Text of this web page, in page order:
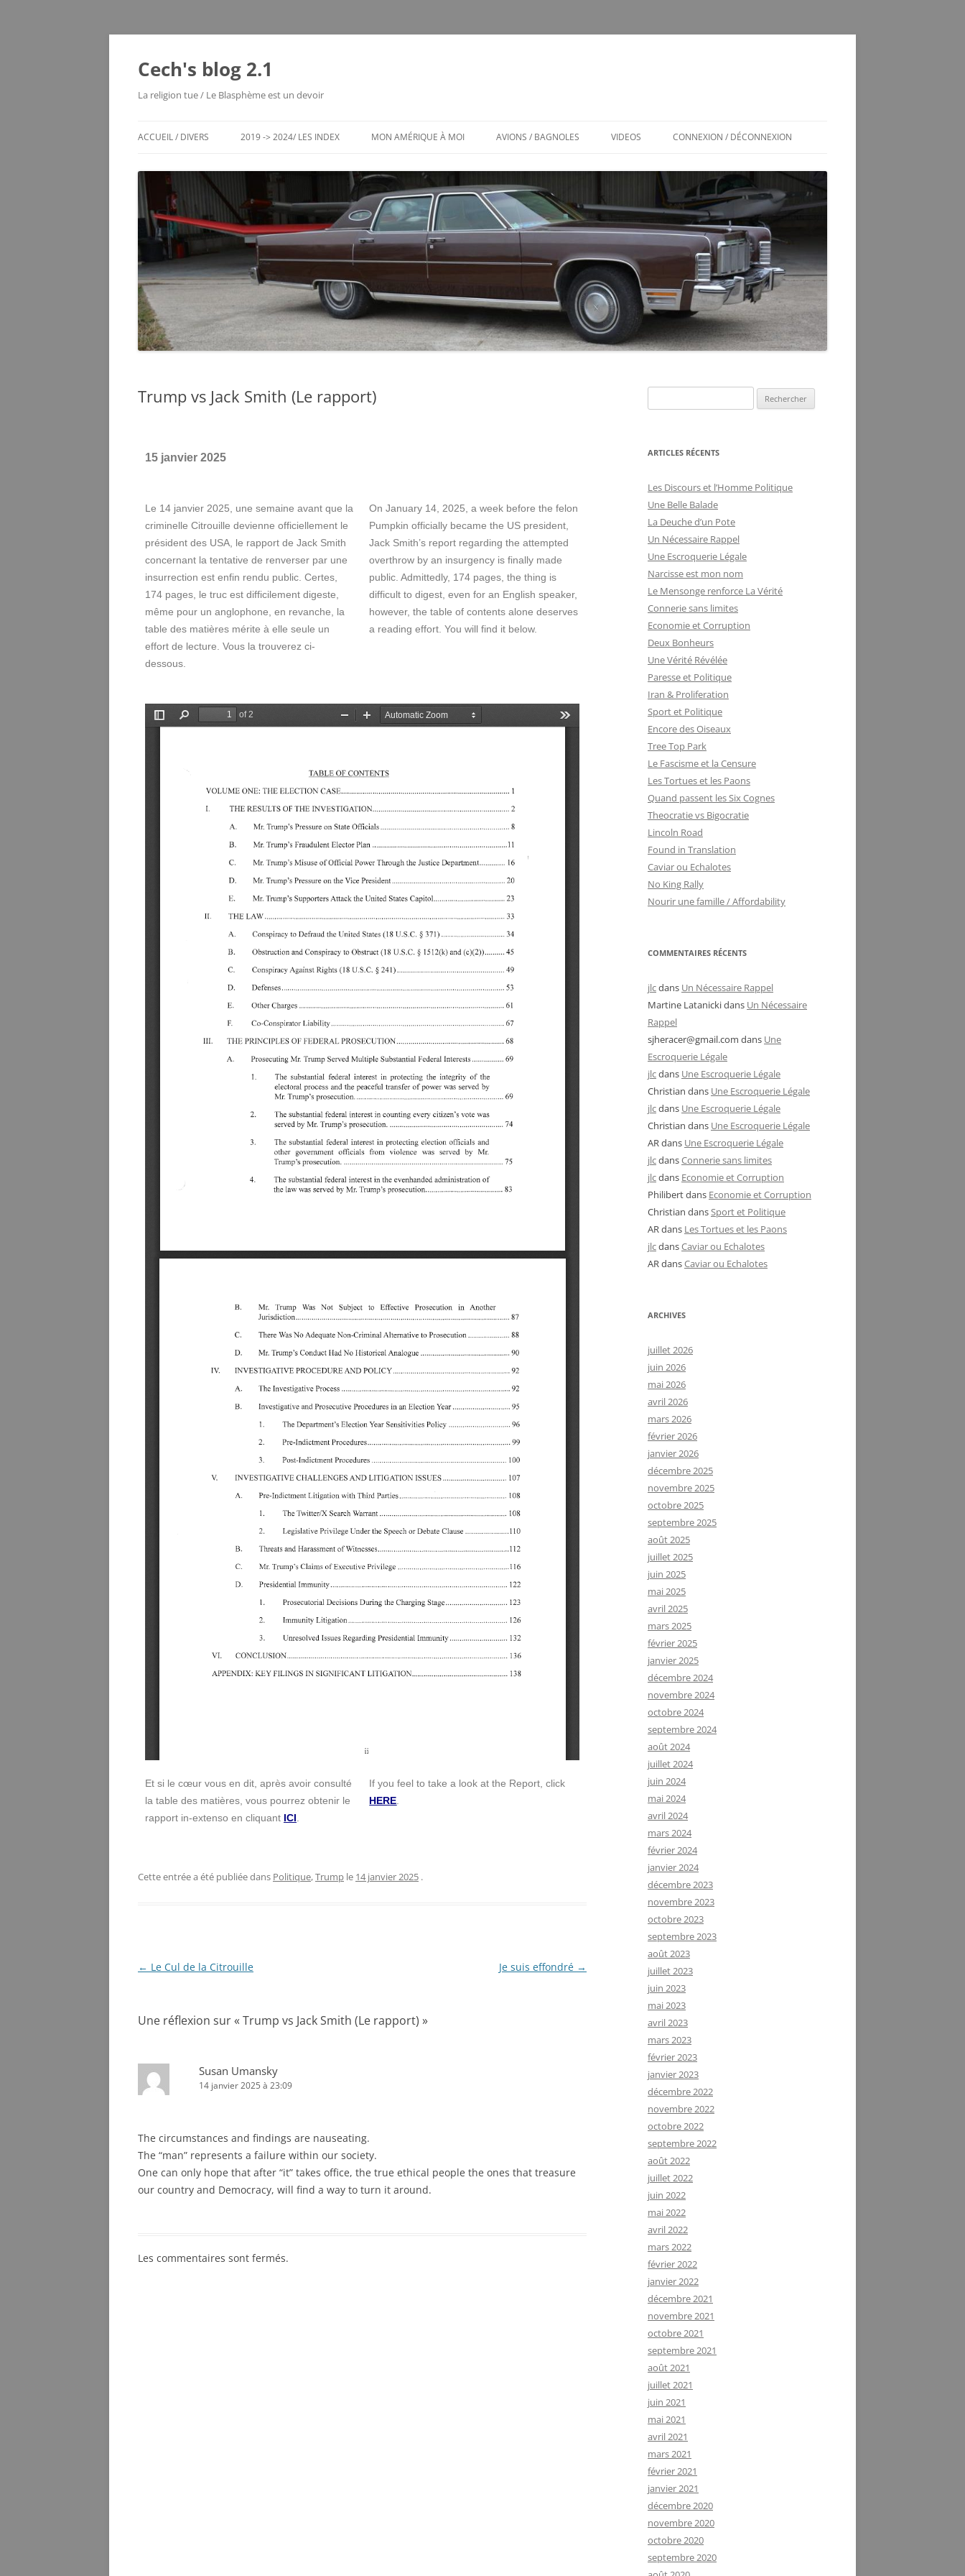
Cech's blog 2.1
La religion tue / Le Blasphème est un devoir
ACCUEIL / DIVERS
LES VOYAGES RÊVÉS
ECHEC / JEUX DE RÉFLEXION
SERVER STATUS
LE VIEUX BLOG
2019 -> 2024/ LES INDEX
MAYOTTE 2004
MON AMÉRIQUE À MOI
MON AMÉRIQUE À MOI / MENU LES PUBS TOXIQUES
ARCHITECTURE BIZARRE ET TOUT
VENANT
AVIONS / BAGNOLES
AVIONS ET BAGNOLES (MENU) 350SL / LOG
350 SL LES SOUCIS D’UNE
ADOPTION MAL GÉRÉE
VÉRINS DE COFFRE 350SL
SCHÉMA ÉLECTRIQUE 2CV6 PAST
DE LA FRILOSITÉ
VIDEOS CONNEXION / DÉCONNEXION
Trump vs Jack Smith (Le rapport)
15 janvier 2025
Le 14 janvier 2025, une semaine avant que la
criminelle Citrouille devienne officiellement le
président des USA, le rapport de Jack Smith
concernant la tentative de renverser par une
insurrection est enfin rendu public. Certes,
174 pages, le truc est difficilement digeste,
même pour un anglophone, en revanche, la
table des matières mérite à elle seule un
effort de lecture. Vous la trouverez ci-
dessous.
On January 14, 2025, a week before the felon
Pumpkin officially became the US president,
Jack Smith’s report regarding the attempted
overthrow by an insurgency is finally made
public. Admittedly, 174 pages, the thing is
difficult to digest, even for an English speaker,
however, the table of contents alone deserves
a reading effort. You will find it below.
Et si le cœur vous en dit, après avoir consulté
la table des matières, vous pourrez obtenir le
rapport in-extenso en cliquant ICI
If you feel to take a look at the Report, click
HERE
Cette entrée a été publiée dans Politique,Trump le 14 janvier 2025 .
Navigation
← Le Cul de la Citrouille Je suis effondré →
Une réflexion sur « Trump vs Jack Smith (Le rapport) »
Susan Umansky
14 janvier 2025 à 23:09
The circumstances and findings are nauseating.
The “man” represents a failure within our society.
One can only hope that after “it” takes office, the true ethical people the ones that treasure
our country and Democracy, will find a way to turn it around.
Les commentaires sont fermés.
ARTICLES RÉCENTS
Les Discours et l’Homme Politique
Une Belle Balade
La Deuche d’un Pote
Un Nécessaire Rappel
Une Escroquerie Légale
Narcisse est mon nom
Le Mensonge renforce La Vérité
Connerie sans limites
Economie et Corruption
Deux Bonheurs
Une Vérité Révélée
Paresse et Politique
Iran & Proliferation
Sport et Politique
Encore des Oiseaux
Tree Top Park
Le Fascisme et la Censure
Les Tortues et les Paons
Quand passent les Six Cognes
Theocratie vs Bigocratie
Lincoln Road
Found in Translation
Caviar ou Echalotes
No King Rally
Nourir une famille / Affordability
COMMENTAIRES RÉCENTS
jlcdans Un Nécessaire Rappel
Martine Latanickidans Un Nécessaire
Rappel
sjheracer@gmail.com dans Une
Escroquerie Légale
jlcdans Une Escroquerie Légale
Christian dans Une Escroquerie Légale
jlcdans Une Escroquerie Légale
Christian dans Une Escroquerie Légale
AR dans Une Escroquerie Légale
jlcdansConnerie sans limites
jlcdans Economie et Corruption
Philibertdans Economie et Corruption
Christian dans Sport et Politique
AR dans Les Tortues et les Paons
jlcdansCaviar ou Echalotes
AR dansCaviar ou Echalotes
ARCHIVES
juillet 2026
juin 2026
mai 2026
avril 2026
mars 2026
février 2026
janvier 2026
décembre 2025
novembre 2025
octobre 2025
septembre 2025
août 2025
juillet 2025
juin 2025
mai 2025
avril 2025
mars 2025
février 2025
janvier 2025
décembre 2024
novembre 2024
octobre 2024
septembre 2024
août 2024
juillet 2024
juin 2024
mai 2024
avril 2024
mars 2024
février 2024
janvier 2024
décembre 2023
novembre 2023
octobre 2023
septembre 2023
août 2023
juillet 2023
juin 2023
mai 2023
avril 2023
mars 2023
février 2023
janvier 2023
décembre 2022
novembre 2022
octobre 2022
septembre 2022
août 2022
juillet 2022
juin 2022
mai 2022
avril 2022
mars 2022
février 2022
janvier 2022
décembre 2021
novembre 2021
octobre 2021
septembre 2021
août 2021
juillet 2021
juin 2021
mai 2021
avril 2021
mars 2021
février 2021
janvier 2021
décembre 2020
novembre 2020
octobre 2020
septembre 2020